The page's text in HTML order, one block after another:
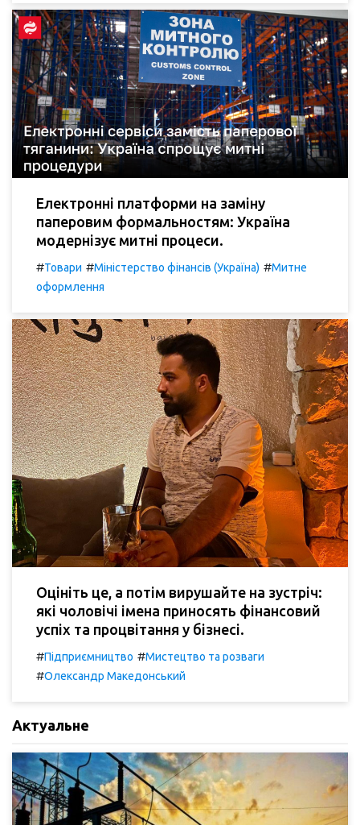
Електронні платформи на заміну
паперовим формальностям: Україна
модернізує митні процеси.
#Товари #Міністерство фінансів (Україна) #Митне
оформлення
Оцініть це, а потім вирушайте на зустріч:
які чоловічі імена приносять фінансовий
успіх та процвітання у бізнесі.
#Підприємництво #Мистецтво та розваги
#Олександр Македонський
Актуальне